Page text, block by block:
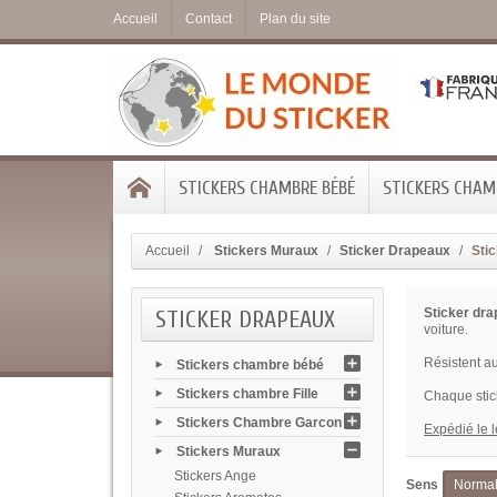
Accueil Contact Plan du site
STICKERS CHAMBRE BÉBÉ STICKERS
Accueil Stickers Muraux Sticker Drapeaux
STICKER DRAPEAUX
Stickers chambre bébé
Stickers chambre Fille
Stickers Chambre Garcon
Stickers Muraux
Stickers Ange
Sticker
voiture.
Résistent
Chaque
Expédié le
Sens